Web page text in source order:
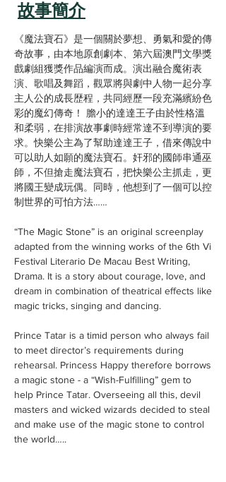
《魔法寶石》是一個關於夢想、勇氣和愛的傳
奇故事，由本地原創劇本、第六屆澳門文學獎
戲劇組獲獎作品編演而成。演出融合魔術表
演、歌唱及舞蹈，觀眾將與劇中人物一起分享
主人公的成長歴程，共同經歷一段充滿繽紛色
彩的魔幻傳奇！ 膽小的達達王子由於性格溫
和柔弱，在排演故事劇時經常達不到導演的要
求。快樂公主為了幫助達達王子，借來傳說中
可以助人如願的魔法寶石。奸邪的國師串通巫
師，不但搶走魔法寶石，把快樂公主抓走，更
將國王變成玩偶。同時，他想到了一個可以控
制世界的可怕方法……
“The Magic Stone” is an original screenplay
adapted from the winning works of the 6th Vi
Festival Literario De Macau Best Writing,
Drama. It is a story about courage, love, and
dream in combination of theatrical effects like
magic tricks, singing and dancing.
Prince Tatar is a timid person who always fail
to meet director’s requirements during
rehearsal. Princess Happy therefore borrows
a magic stone - a “Wish-Fulfilling” gem to
help Prince Tatar. Overseeing all this, devil
masters and wicked wizards decided to steal
and make use of the magic stone to control
the world…..
故事簡介